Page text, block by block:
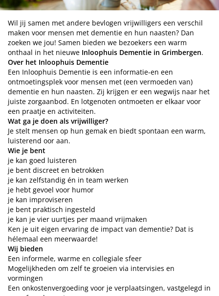
Wil jij samen met andere bevlogen vrijwilligers een verschil
maken voor mensen met dementie en hun naasten? Dan
zoeken we jou! Samen bieden we bezoekers een warm
onthaal in het nieuwe Inloophuis Dementie in Grimbergen.
Over het Inloophuis Dementie
Een Inloophuis Dementie is een informatie-en een
ontmoetingsplek voor mensen met (een vermoeden van)
dementie en hun naasten. Zij krijgen er een wegwijs naar het
juiste zorgaanbod. En lotgenoten ontmoeten er elkaar voor
een praatje en activiteiten.
Wat ga je doen als vrijwilliger?
Je stelt mensen op hun gemak en biedt spontaan een warm,
luisterend oor aan.
Wie je bent
je kan goed luisteren
je bent discreet en betrokken
je kan zelfstandig én in team werken
je hebt gevoel voor humor
je kan improviseren
je bent praktisch ingesteld
je kan je vier uurtjes per maand vrijmaken
Ken je uit eigen ervaring de impact van dementie? Dat is
hélemaal een meerwaarde!
Wij bieden
Een informele, warme en collegiale sfeer
Mogelijkheden om zelf te groeien via intervisies en
vormingen
Een onkostenvergoeding voor je verplaatsingen, vastgelegd in